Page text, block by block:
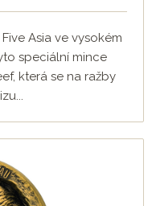
Asia ve vysokém
speciální mince
která se na ražby